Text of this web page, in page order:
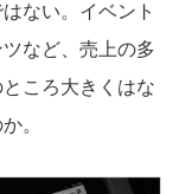
ない。イベント
など、売上の多
ころ大きくはな
。